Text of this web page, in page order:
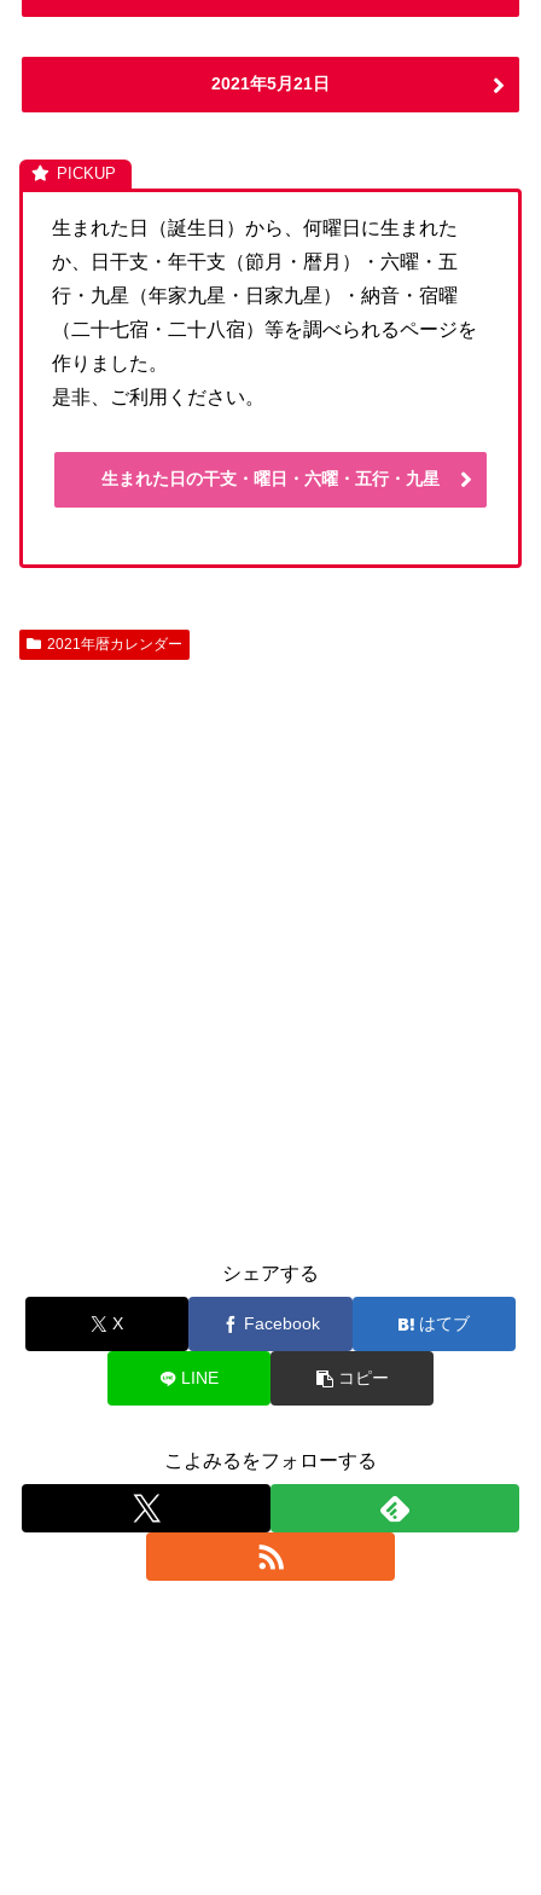
2021年5月21日
生まれた日（誕生日）から、何曜日に生まれた
か、日干支・年干支（節月・暦月）・六曜・五
行・九星（年家九星・日家九星）・納音・宿曜
（二十七宿・二十八宿）等を調べられるページを
作りました。
是非、ご利用ください。
生まれた日の干支・曜日・六曜・五行・九星
2021年暦カレンダー
シェアする
X Facebook はてブ
LINE コピー
こよみるをフォローする